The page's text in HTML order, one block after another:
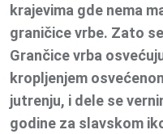
krajevima gde nema
graničice vrbe. Zato
Grančice vrba
kropljenjem
jutrenju, i dele se
godine za slavskom